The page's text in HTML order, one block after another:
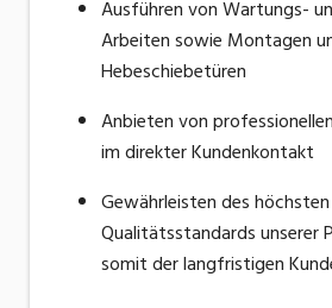
Ausführen von Wartungs-
Arbeiten sowie Montagen
Hebeschiebetüren
Anbieten von
im direkter Kundenkontakt
Gewährleisten des höchsten
Qualitätsstandards unserer
somit der langfristigen